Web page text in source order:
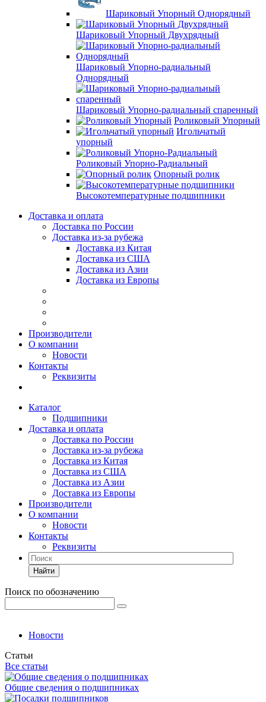
Шариковый Упорный Однорядный
Шариковый Упорный Двухрядный
Шариковый Упорно-радиальный
Однорядный
Шариковый Упорно-радиальный спаренный
Роликовый Упорный
Игольчатый
упорный
Роликовый Упорно-Радиальный
Опорный ролик
Высокотемпературные подшипники
Доставка и оплата
Доставка по России
Доставка из-за рубежа
Доставка из Китая
Доставка из США
Доставка из Азии
Доставка из Европы
Производители
О компании
Новости
Контакты
Реквизиты
Каталог
Подшипники
Доставка и оплата
Доставка по России
Доставка из-за рубежа
Доставка из Китая
Доставка из США
Доставка из Азии
Доставка из Европы
Производители
О компании
Новости
Контакты
Реквизиты
Найти
Поиск по обозначению
Новости
Статьи
Все статьи
Общие сведения о подшипниках